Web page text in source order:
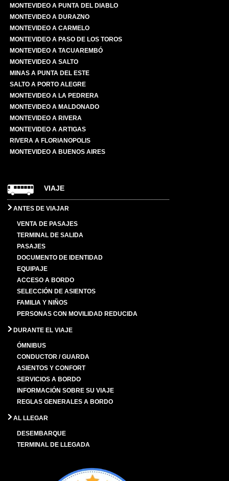
MONTEVIDEO A PUNTA DEL DIABLO
MONTEVIDEO A DURAZNO
MONTEVIDEO A CARMELO
MONTEVIDEO A PASO DE LOS TOROS
MONTEVIDEO A TACUAREMBÓ
MONTEVIDEO A SALTO
MINAS A PUNTA DEL ESTE
SALTO A PORTO ALEGRE
MONTEVIDEO A LA PEDRERA
MONTEVIDEO A MALDONADO
MONTEVIDEO A RIVERA
MONTEVIDEO A ARTIGAS
RIVERA A FLORIANOPOLIS
MONTEVIDEO A BUENOS AIRES
VIAJE
ANTES DE VIAJAR
VENTA DE PASAJES
TERMINAL DE SALIDA
PASAJES
DOCUMENTO DE IDENTIDAD
EQUIPAJE
ACCESO A BORDO
SELECCIÓN DE ASIENTOS
FAMILIA Y NIÑOS
PERSONAS CON MOVILIDAD REDUCIDA
DURANTE EL VIAJE
ÓMNIBUS
CONDUCTOR / GUARDA
ASIENTOS Y CONFORT
SERVICIOS A BORDO
INFORMACIÓN SOBRE SU VIAJE
REGLAS GENERALES A BORDO
AL LLEGAR
DESEMBARQUE
TERMINAL DE LLEGADA